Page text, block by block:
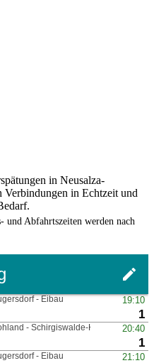
in Neusalza-
Verbindungen in Echtzeit und
Abfahrtszeiten werden nach